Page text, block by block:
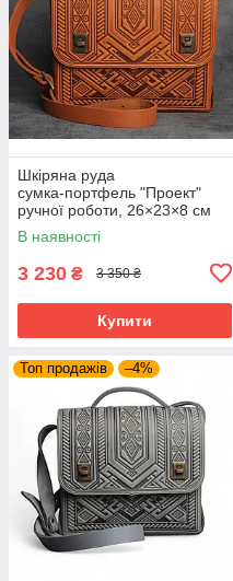
Шкіряна руда
сумка‑портфель "Проект"
ручної роботи, 26×23×8 см
В наявності
3 230 ₴ 3 350 ₴
Купити
Топ продажів –4%